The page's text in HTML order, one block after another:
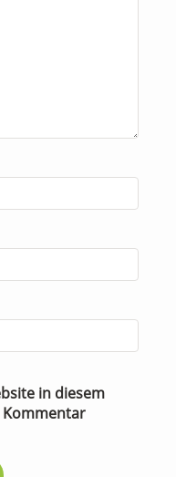
in diesem